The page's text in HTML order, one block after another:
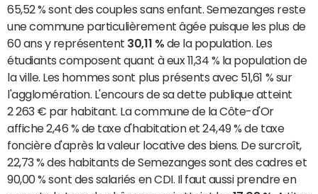
65,52 % sont des couples sans enfant. Semezanges reste
une commune particulièrement âgée puisque les plus de
60 ans y représentent 30,11 % de la population. Les
étudiants composent quant à eux 11,34 % la population de
la ville. Les hommes sont plus présents avec 51,61 % sur
l'agglomération. L'encours de sa dette publique atteint
2 263 € par habitant. La commune de la Côte-d'Or
affiche 2,46 % de taxe d'habitation et 24,49 % de taxe
foncière d'après la valeur locative des biens. De surcroît,
22,73 % des habitants de Semezanges sont des cadres et
90,00 % sont des salariés en CDI. Il faut aussi prendre en